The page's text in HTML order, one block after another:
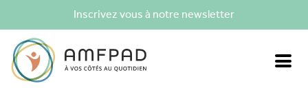
Inscrivez vous à notre newsletter